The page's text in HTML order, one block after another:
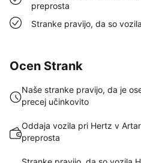
preprosta
Stranke pravijo, da so
Ocen Strank
Naše stranke pravijo, da je
precej učinkovito
Oddaja vozila pri Hertz v
preprosta